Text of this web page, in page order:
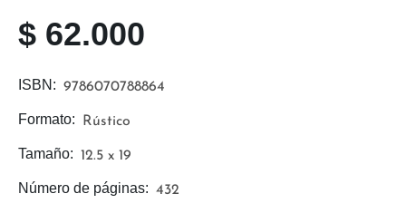
Número de páginas: 432
Tamaño: 12.5 x 19
Formato: Rústico
ISBN: 9786070788864
$ 62.000